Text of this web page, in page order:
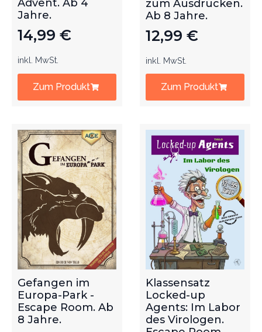
Advent. Ab 4
Jahre.
14,99 €
inkl. MwSt.
Zum Produkt
zum Ausdrucken.
Ab 8 Jahre.
12,99 €
inkl. MwSt.
Zum Produkt
Gefangen im
Europa-Park -
Escape Room. Ab
8 Jahre.
Klassensatz
Locked-up
Agents: Im Labor
des Virologen.